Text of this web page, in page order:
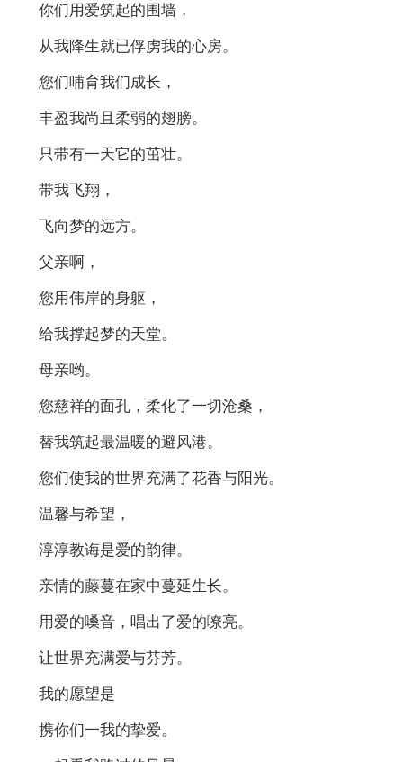
你们用爱筑起的围墙，
从我降生就已俘虏我的心房。
您们哺育我们成长，
丰盈我尚且柔弱的翅膀。
只带有一天它的茁壮。
带我飞翔，
飞向梦的远方。
父亲啊，
您用伟岸的身躯，
给我撑起梦的天堂。
母亲哟。
您慈祥的面孔，柔化了一切沧桑，
替我筑起最温暖的避风港。
您们使我的世界充满了花香与阳光。
温馨与希望，
淳淳教诲是爱的韵律。
亲情的藤蔓在家中蔓延生长。
用爱的嗓音，唱出了爱的嘹亮。
让世界充满爱与芬芳。
我的愿望是
携你们一我的挚爱。